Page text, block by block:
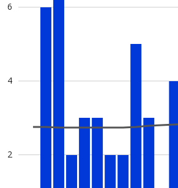
2
4
6